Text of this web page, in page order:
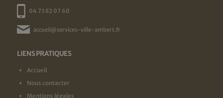
04 73 82 07 60
accueil@services-ville-ambert.fr
LIENS PRATIQUES
Accueil
Nous contacter
Mentions légales